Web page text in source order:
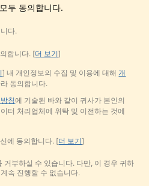
두 동의합니다.
다.
합니다. [더 보기]
] 내 개인정보의 수집 및 이용에 대해개
동의합니다.
침에 기술된 바와 같이 귀사가 본인의
터 처리업체에 위탁 및 이전하는 것에
에 동의합니다. [더 보기]
거부하실 수 있습니다. 다만, 이 경우 귀하
속 진행할 수 없습니다.